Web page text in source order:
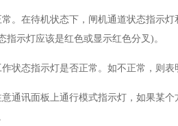
。在待机状态下，闸机通道状态指示
示灯应该是红色或显示红色分叉)。
状态指示灯是否正常。如不正常，则表
通讯面板上通行模式指示灯，如果某